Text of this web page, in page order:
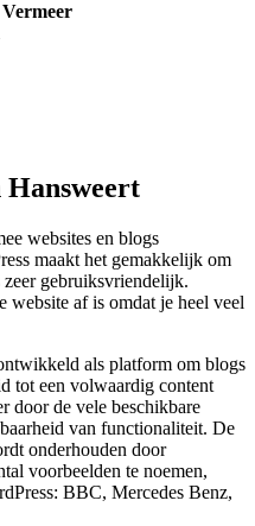
Hansweert
websites en blogs
maakt het gemakkelijk om
gebruiksvriendelijk.
website af is omdat je heel veel
als platform om blogs
tot een volwaardig content
door de vele beschikbare
van functionaliteit. De
onderhouden door
voorbeelden te noemen,
BBC, Mercedes Benz,